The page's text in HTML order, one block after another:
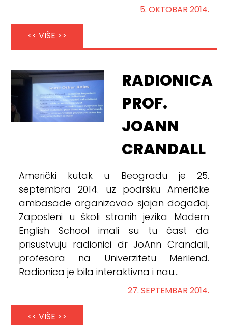
5. OKTOBAR 2014.
<< VIŠE >>
RADIONICA
PROF.
JOANN
CRANDALL
Američki kutak u Beogradu je 25.
septembra 2014. uz podršku Američke
ambasade organizovao sjajan događaj.
Zaposleni u školi stranih jezika Modern
English School imali su tu čast da
prisustvuju radionici dr JoAnn Crandall,
profesora na Univerzitetu Merilend.
Radionica je bila interaktivna i nau...
27. SEPTEMBAR 2014.
<< VIŠE >>